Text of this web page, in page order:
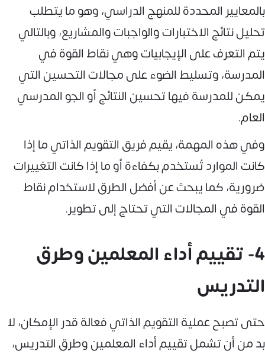
بالمعايير المحددة للمنهج الدراسي، وهو ما يتطلب
تحليل نتائج الاختبارات والواجبات والمشاريع، وبالتالي
يتم التعرف على الإيجابيات وهي نقاط القوة في
المدرسة، وتسليط الضوء على مجالات التحسين التي
يمكن للمدرسة فيها تحسين النتائج أو الجو المدرسي
العام.
وفي هذه المهمة، يقيم فريق التقويم الذاتي ما إذا
كانت الموارد تُستخدم بكفاءة أو ما إذا كانت التغييرات
ضرورية، كما يبحث عن أفضل الطرق لاستخدام نقاط
القوة في المجالات التي تحتاج إلى تطوير.
4- تقييم أداء المعلمين وطرق
التدريس
حتى تصبح عملية التقويم الذاتي فعالة قدر الإمكان، لا
بد من أن تشمل تقييم أداء المعلمين وطرق التدريس،